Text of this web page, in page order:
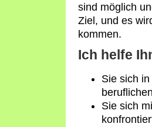
sind möglich
Ziel, und es
kommen.
Ich helfe
Sie sich
Sie sich